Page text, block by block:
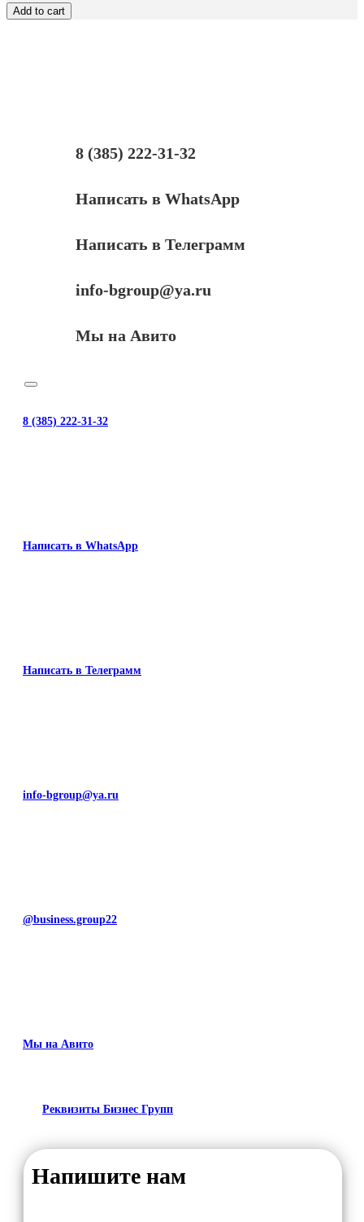
Yealink
Add to cart
8 (385) 222-31-32
Написать в WhatsApp
Написать в Телеграмм
info-bgroup@ya.ru
Мы на Авито
8 (385) 222-31-32
Написать в WhatsApp
Написать в Телеграмм
info-bgroup@ya.ru
@business.group22
Мы на Авито
Реквизиты Бизнес Групп
Напишите нам